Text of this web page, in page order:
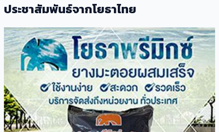
ประชาสัมพันธ์จากโยธาไทย